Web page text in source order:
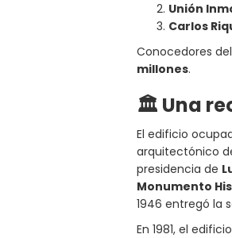
Unión
Carlos
Conocedores
millones.
🏛️ Una
El edificio
arquitectónico
presidencia de
Monumento
1946 entregó la
En 1981, el